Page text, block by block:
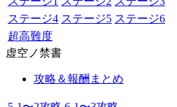
ステージ4 ステージ5 ステージ6
超高難度
虚空ノ禁書
攻略＆報酬まとめ